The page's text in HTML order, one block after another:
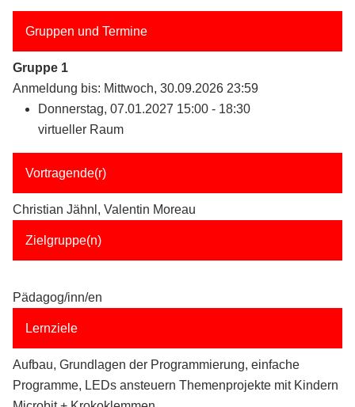
Gruppen und Termine
Gruppe 1
Anmeldung bis: Mittwoch, 30.09.2026 23:59
Donnerstag, 07.01.2027 15:00 - 18:30
virtueller Raum
Vortragende(r)
Christian Jähnl, Valentin Moreau
Zielgruppe(n)
Pädagog/inn/en
Lernziele
Aufbau, Grundlagen der Programmierung, einfache
Programme, LEDs ansteuern Themenprojekte mit Kindern